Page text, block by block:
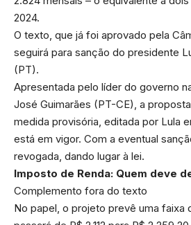
2024.
O texto, que já foi aprovado pela
seguirá para sanção do presidente
(PT).
Apresentada pelo líder do governo
José Guimarães (PT-CE), a
medida provisória, editada por Lula
está em vigor. Com a eventual
revogada, dando lugar à lei.
Imposto de Renda: Quem deve
Complemento fora do texto
No papel, o projeto prevê uma faixa